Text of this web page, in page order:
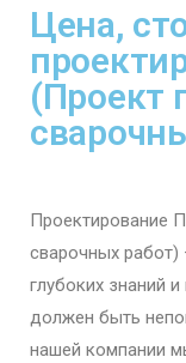
Цена,
(Проект
Проектирование
сварочных
глубоких знаний
должен быть
нашей компании